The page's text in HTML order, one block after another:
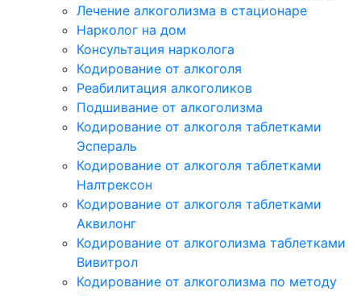
Лечение алкоголизма в стационаре
Нарколог на дом
Консультация нарколога
Кодирование от алкоголя
Реабилитация алкоголиков
Подшивание от алкоголизма
Кодирование от алкоголя таблетками
Эспераль
Кодирование от алкоголя таблетками
Налтрексон
Кодирование от алкоголя таблетками
Аквилонг
Кодирование от алкоголизма таблетками
Вивитрол
Кодирование от алкоголизма по методу